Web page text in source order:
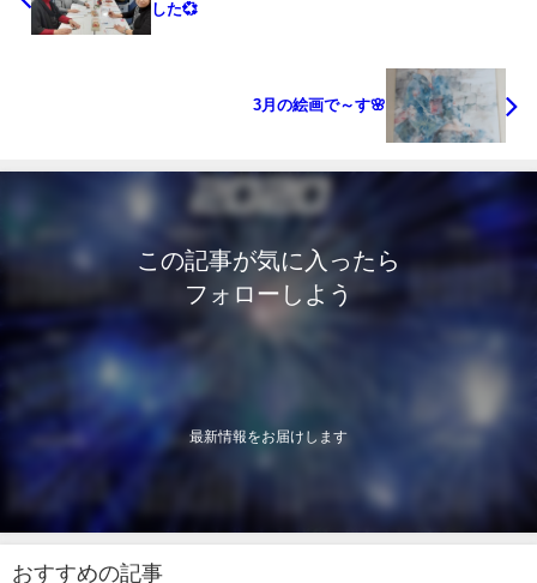
した💞
3月の絵画で～す🌸
この記事が気に入ったら
フォローしよう
最新情報をお届けします
おすすめの記事